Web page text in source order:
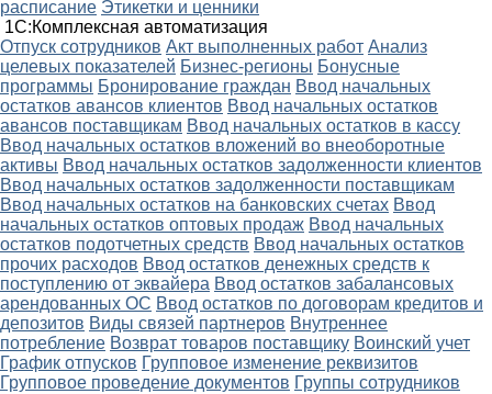
расписание Этикетки и ценники
1С:Комплексная автоматизация
Oтпуск сотрудников Акт выполненных работ Анализ
целевых показателей Бизнес-регионы Бонусные
программы Бронирование граждан Ввод начальных
остатков авансов клиентов Ввод начальных остатков
авансов поставщикам Ввод начальных остатков в кассу
Ввод начальных остатков вложений во внеоборотные
активы Ввод начальных остатков задолженности клиентов
Ввод начальных остатков задолженности поставщикам
Ввод начальных остатков на банковских счетах Ввод
начальных остатков оптовых продаж Ввод начальных
остатков подотчетных средств Ввод начальных остатков
прочих расходов Ввод остатков денежных средств к
поступлению от эквайера Ввод остатков забалансовых
арендованных ОС Ввод остатков по договорам кредитов и
депозитов Виды связей партнеров Внутреннее
потребление Возврат товаров поставщику Воинский учет
График отпусков Групповое изменение реквизитов
Групповое проведение документов Группы сотрудников